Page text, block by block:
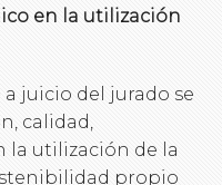
en la utilización
a juicio del jurado se
calidad,
la utilización de la
propio